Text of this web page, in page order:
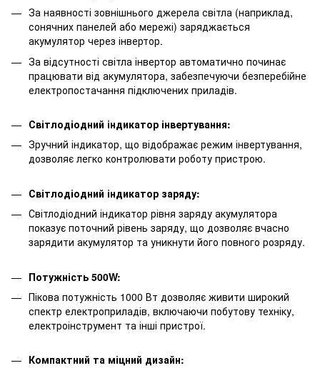
За наявності зовнішнього джерела світла (наприклад,
сонячних панелей або мережі) заряджається
акумулятор через інвертор.
За відсутності світла інвертор автоматично починає
працювати від акумулятора, забезпечуючи безперебійне
електропостачання підключених приладів.
Світлодіодний індикатор інвертування:
Зручний індикатор, що відображає режим інвертування,
дозволяє легко контролювати роботу пристрою.
Світлодіодний індикатор заряду:
Світлодіодний індикатор рівня заряду акумулятора
показує поточний рівень заряду, що дозволяє вчасно
зарядити акумулятор та уникнути його повного розряду.
Потужність 500W:
Пікова потужність 1000 Вт дозволяє живити широкий
спектр електроприладів, включаючи побутову техніку,
електроінструмент та інші пристрої.
Компактний та міцний дизайн: